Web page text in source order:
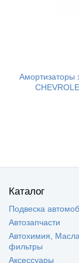
Амортизаторы
Каталог
Подвеска
Автозапчасти
Автохимия,
фильтры
Аксессуары